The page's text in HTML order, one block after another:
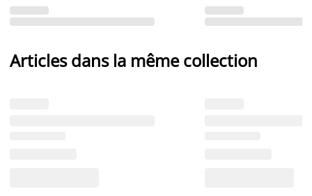
Articles dans la même collection